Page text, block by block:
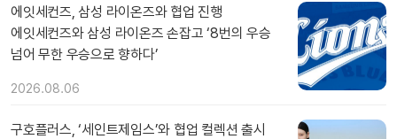
에잇세컨즈, 삼성 라이온즈와 협업 진행
에잇세컨즈와 삼성 라이온즈 손잡고 ‘8번의 우승
넘어 무한 우승으로 향하다’
2026.08.06
구호플러스, ‘세인트제임스’와 협업 컬렉션 출시